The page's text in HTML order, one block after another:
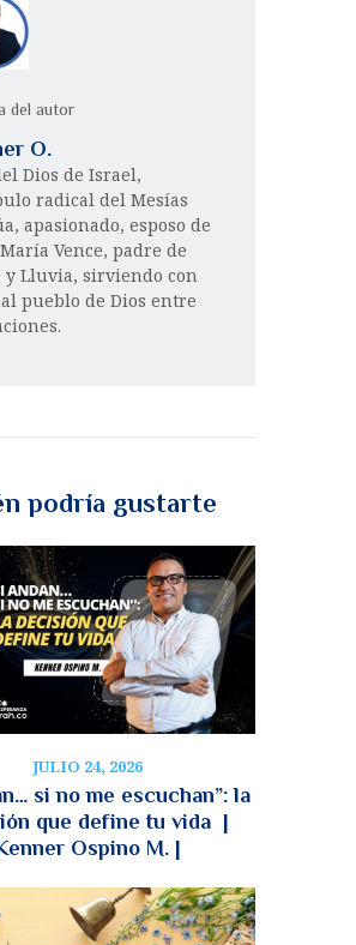
del autor
O.
Dios de Israel,
radical del Mesías
apasionado, esposo de
Vence, padre de
y Lluvia, sirviendo con
pueblo de Dios entre
podría gustarte
JULIO 24, 2026
si no me escuchan”: la
que define tu vida |
Ospino M. |